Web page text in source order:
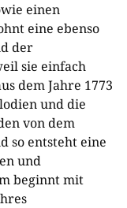
einen
eine ebenso
der
sie einfach
dem Jahre 1773
und die
von dem
so entsteht eine
und
beginnt mit